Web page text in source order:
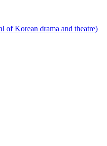
Korean drama and theatre)